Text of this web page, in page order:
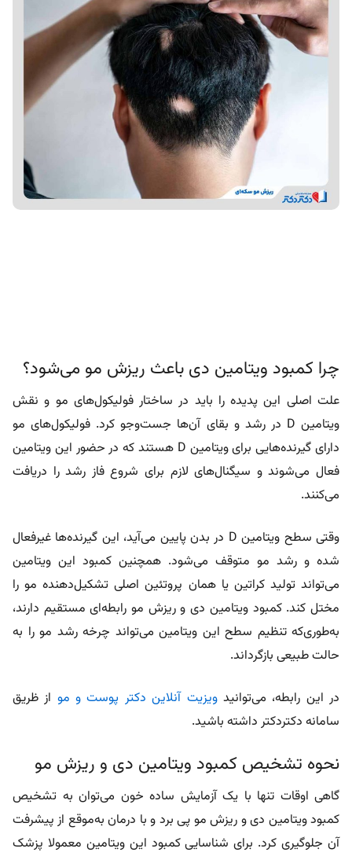
ویتامین D در رشد و بقا‌ی آن‌ها جست‌وجو کرد. فولیکول‌های مو
دارای گیرنده‌هایی برای ویتامین D هستند که در حضور این ویتامین
فعال می‌شوند و سیگنال‌های لازم برای شروع فاز رشد را دریافت
می‌کنند.
می‌تواند تولید کراتین یا همان پروتئین اصلی تشکیل‌دهنده مو را
مختل کند. کمبود ویتامین دی و ریزش مو رابطه‌ای مستقیم دارند،
به‌طوری‌که تنظیم سطح این ویتامین می‌تواند چرخه رشد مو را به
حالت طبیعی بازگرداند.
در این رابطه، می‌توانید
نحوه تشخیص کمبود ویتامین دی و ریزش مو
کمبود ویتامین دی و ریزش مو پی برد و با درمان به‌موقع از پیشرفت
آن جلوگیری کرد. برای شناسایی کمبود این ویتامین معمولا پزشک
بعد از بررسی علائم بالینی از آزمایش‌ خون استفاده می‌کند و وضعیت
تغذیه فرد را نیز به طور دقیق مورد بررسی قرار می‌دهد. در ادامه، به